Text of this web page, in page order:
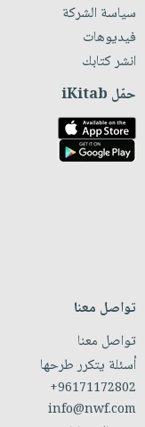
سياسة الشركة
فيديوهات
انشر كتابك
حمّل iKitab
تواصل معنا
تواصل معنا
أسئلة يتكرر طرحها
+96171172802
info@nwf.com